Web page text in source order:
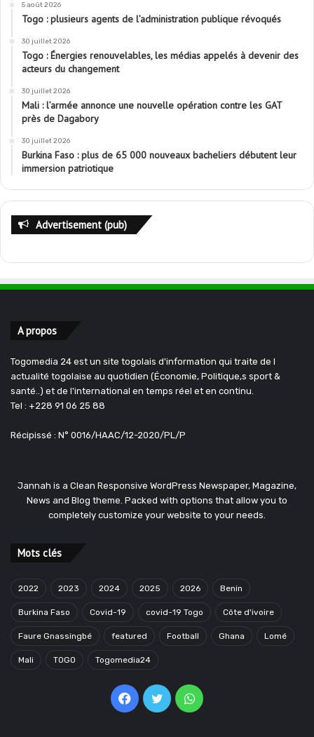
5 août 2026
Togo : plusieurs agents de l’administration publique révoqués
30 juillet 2026
Togo : Énergies renouvelables, les médias appelés à devenir des
acteurs du changement
30 juillet 2026
Mali : l’armée annonce une nouvelle opération contre les GAT
près de Dagabory
30 juillet 2026
Burkina Faso : plus de 65 000 nouveaux bacheliers débutent leur
immersion patriotique
Advertisement (pub)
A propos
Togomedia 24 est un site togolais d'information qui traite de l
actualité togolaise au quotidien (Économie, Politique,s sport &
santé..) et de l'international en temps réel et en continu.
Tel : +228 91 06 25 88
Récipissé : N° 0016/HAAC/12-2020/PL/P
Jannah is a Clean Responsive WordPress Newspaper, Magazine,
News and Blog theme. Packed with options that allow you to
completely customize your website to your needs.
Mots clés
2022 2023 2024 2025 2026 Benin
Burkina Faso Covid-19 covid-19 Togo Côte d'ivoire
Faure Gnassingbé featured Football Ghana Lomé
Mali TOGO Togomedia24
Facebook
TwitterWhatsApp